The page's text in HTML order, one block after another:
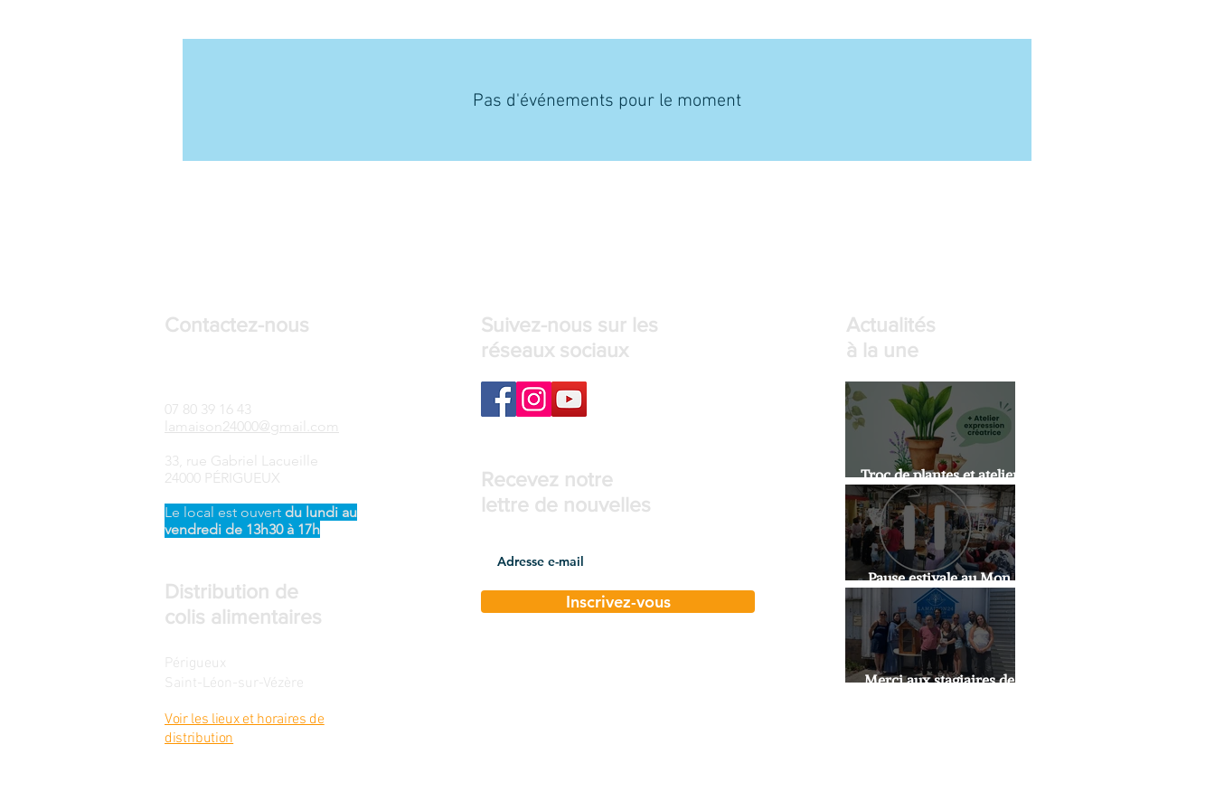
Pas d'événements pour le moment
Contactez-nous
07 80 39 16 43
lamaison24000@gmail.com
33, rue Gabriel Lacueille
24000 PÉRIGUEUX
Le local est ouvert ​ du lundi au
vendredi de 13h30 à 17h
Distribution de
colis alimentaires
Périgueux
Saint-Léon-sur-Vézère
Voir les lieux et horaires de
distribution
Suivez-nous sur les
réseaux sociaux
Recevez notre
lettre de nouvelles
Inscrivez-vous
Actualités
à la une
Troc de plantes et atelier
expression artistique
Pause estivale au Mon
Doux Café
Merci aux stagiaires de